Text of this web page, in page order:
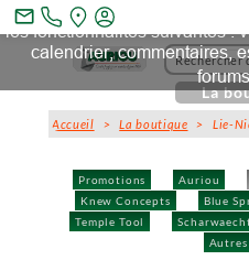
Promotions Auriou
Knew Concepts
Blue
Temple Tool
La
Accueil >La boutique > Lie-
mail_outline
Ce site et des sites tiers qu'il
les fonctionnalités suivantes :
calendrier, commentaires,